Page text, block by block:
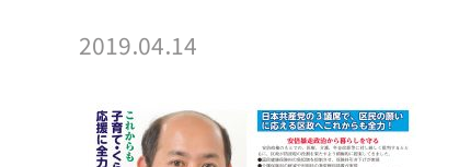
2019.04.14